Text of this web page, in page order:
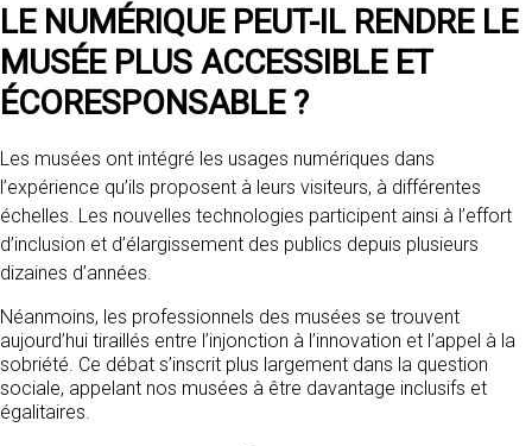
LE NUMÉRIQUE PEUT-IL RENDRE LE
MUSÉE PLUS ACCESSIBLE ET
ÉCORESPONSABLE ?
Les musées ont intégré les usages numériques dans
l’expérience qu’ils proposent à leurs visiteurs, à différentes
échelles. Les nouvelles technologies participent ainsi à l’effort
d’inclusion et d’élargissement des publics depuis plusieurs
dizaines d’années.
Néanmoins, les professionnels des musées se trouvent
aujourd’hui tiraillés entre l’injonction à l’innovation et l’appel à la
sobriété. Ce débat s’inscrit plus largement dans la question
sociale, appelant nos musées à être davantage inclusifs et
égalitaires.